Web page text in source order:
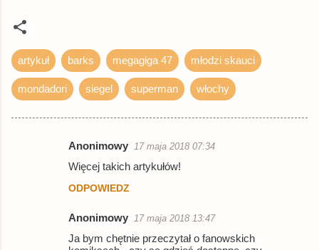
artykuł barks megagiga 47 młodzi skauci
mondadori siegel superman włochy
Anonimowy 17 maja 2018 07:34
Więcej takich artykułów!
ODPOWIEDZ
Anonimowy 17 maja 2018 13:47
Ja bym chętnie przeczytał o fanowskich